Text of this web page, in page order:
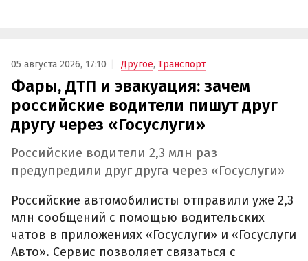
05 августа 2026, 17:10 Другое, Транспорт
Фары, ДТП и эвакуация: зачем
российские водители пишут друг
другу через «Госуслуги»
Российские водители 2,3 млн раз
предупредили друг друга через «Госуслуги»
Российские автомобилисты отправили уже 2,3
млн сообщений с помощью водительских
чатов в приложениях «Госуслуги» и «Госуслуги
Авто». Сервис позволяет связаться с